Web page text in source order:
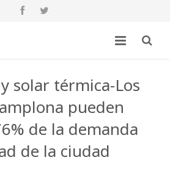
solar térmica-Los
pueden
de la demanda
de la ciudad